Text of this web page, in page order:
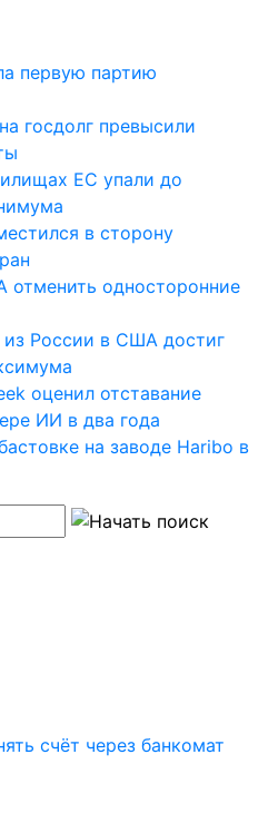
первую партию
госдолг превысили
ЕС упали до
в сторону
отменить односторонние
России в США достиг
оценил отставание
ИИ в два года
на заводе Haribo в
счёт через банкомат